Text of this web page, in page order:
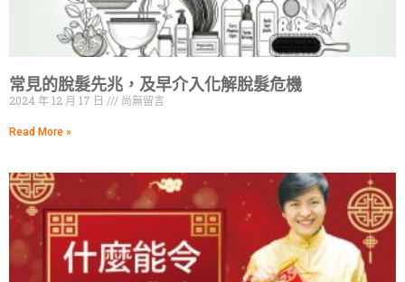
常見的脫髮先兆，及早介入化解脫髮危機
2024 年 12 月 17 日 尚無留言
Read More »